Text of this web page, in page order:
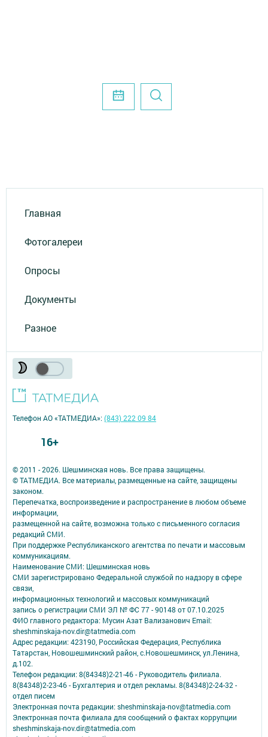
Главная
Фотогалереи
Опросы
Документы
Разное
© 2011 - 2026. Шешминская новь. Все права защищены.
© ТАТМЕДИА. Все материалы, размещенные на сайте, защищены
законом.
Перепечатка, воспроизведение и распространение в любом объеме
информации,
размещенной на сайте, возможна только с письменного согласия
редакций СМИ.
При поддержке Республиканского агентства по печати и массовым
коммуникациям.
Наименование СМИ: Шешминская новь
СМИ зарегистрировано Федеральной службой по надзору в сфере
связи,
информационных технологий и массовых коммуникаций
запись о регистрации СМИ ЭЛ № ФС 77 - 90148 от 07.10.2025
ФИО главного редактора: Мусин Азат Вализанович Email:
sheshminskaja-nov.dir@tatmedia.com
Адрес редакции: 423190, Российская Федерация, Республика
Татарстан, Новошешминский район, с.Новошешминск, ул.Ленина,
д.102.
Телефон редакции: 8(84348)2-21-46 - Руководитель филиала.
8(84348)2-23-46 - Бухгалтерия и отдел рекламы. 8(84348)2-24-32 -
отдел писем
Электронная почта редакции: sheshminskaja-nov@tatmedia.com
Электронная почта филиала для сообщений о фактах коррупции
sheshminskaja-nov.dir@tatmedia.com
Телефон АО «ТАТМЕДИА»:(843) 222 09 84
16+